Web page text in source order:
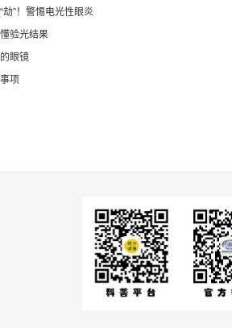
劫”！警惕电光性眼炎
验光结果
眼镜
项